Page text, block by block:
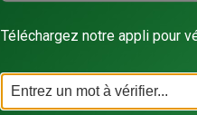
Téléchargez notre appli pour